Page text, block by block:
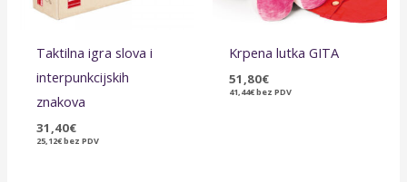
Taktilna igra slova i
interpunkcijskih
znakova
31,40€
25,12€bez PDV
Krpena lutka GITA
51,80€
41,44€bez PDV